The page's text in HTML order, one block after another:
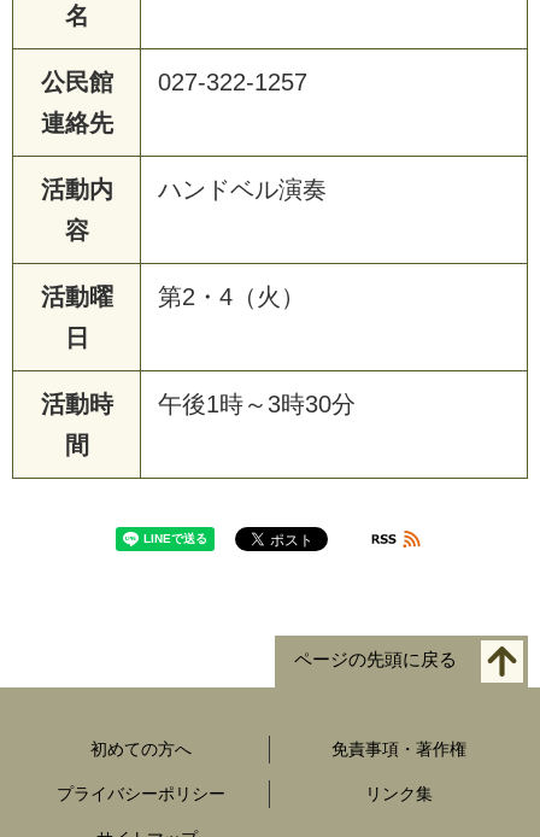
名
公民館
連絡先
027-322-1257
活動内
容
ハンドベル演奏
活動曜
日
第2・4（火）
活動時
間
午後1時～3時30分
ページの先頭に戻る
初めての方へ 免責事項・著作権
プライバシーポリシー リンク集